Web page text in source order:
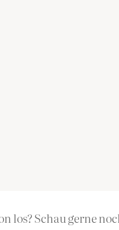
los? Schau gerne